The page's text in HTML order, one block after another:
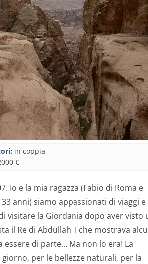
in coppia
€
Io e la mia ragazza (Fabio di Roma e
anni) siamo appassionati di viaggi e
visitare la Giordania dopo aver visto
il Re di Abdullah II che mostrava
essere di parte… Ma non lo era! La
per le bellezze naturali, per la